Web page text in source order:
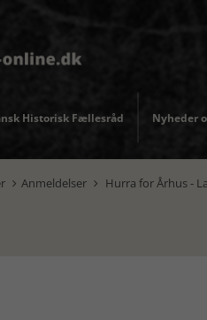
Historisk Fællesråd Nyheder
 Anmeldelser  Hurra for Århus -